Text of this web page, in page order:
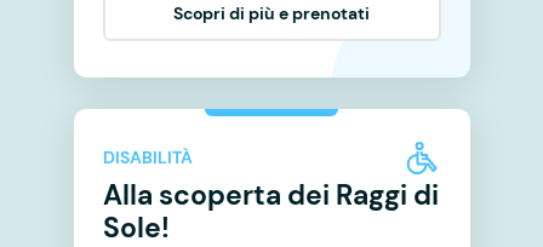
Scopri di più e prenotati
DISABILITÀ
Alla scoperta dei Raggi di
Sole!